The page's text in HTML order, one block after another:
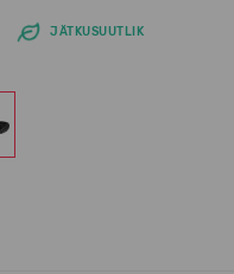
JÄTKUSUUTLIK